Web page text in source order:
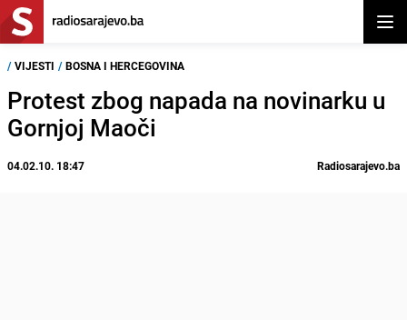
/ VIJESTI / BOSNA I HERCEGOVINA
Protest zbog napada na novinarku u
Gornjoj Maoči
04.02.10. 18:47 Radiosarajevo.ba